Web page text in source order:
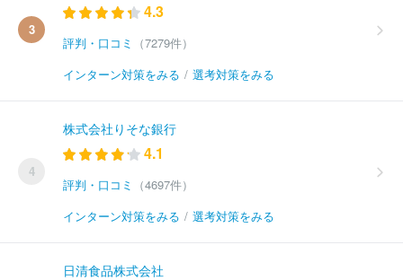
3
4.3
評判・口コミ
（7279件）
インターン対策をみる / 選考対策をみる
4
株式会社りそな銀行
4.1
評判・口コミ
（4697件）
インターン対策をみる / 選考対策をみる
日清食品株式会社